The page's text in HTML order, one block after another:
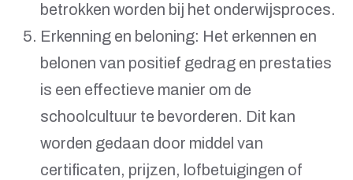
betrokken worden bij het onderwijsproces.
Erkenning en beloning: Het erkennen en
belonen van positief gedrag en prestaties
is een effectieve manier om de
schoolcultuur te bevorderen. Dit kan
worden gedaan door middel van
certificaten, prijzen, lofbetuigingen of